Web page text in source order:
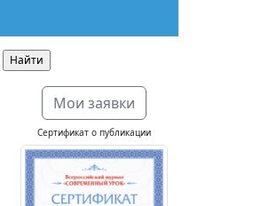
Мои заявки
Сертификат о публикации